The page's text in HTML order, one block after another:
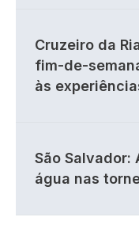
Cruzeiro da
fim-de-
às
São Salvador:
água nas